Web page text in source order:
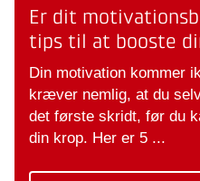
Er dit
tips til at booste
Din motivation kommer
kræver nemlig, at du
det første skridt, før du
din krop. Her er 5 ...